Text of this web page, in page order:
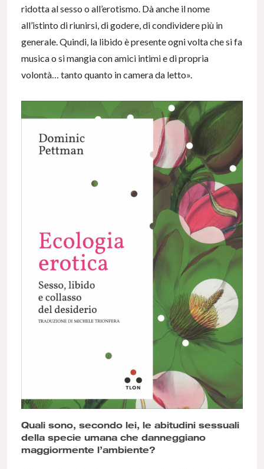
ridotta al sesso o all’erotismo. Dà anche il nome
all’istinto di riunirsi, di godere, di condividere più in
generale. Quindi, la libido è presente ogni volta che si fa
musica o si mangia con amici intimi e di propria
volontà… tanto quanto in camera da letto».
Quali sono, secondo lei, le abitudini sessuali
della specie umana che danneggiano
maggiormente l’ambiente?